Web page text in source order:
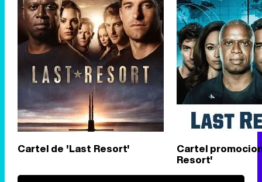
Cartel de 'Last Resort' Cartel
Resort'